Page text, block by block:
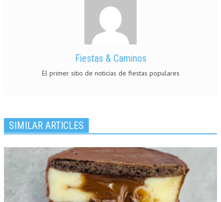
Fiestas & Caminos
El primer sitio de noticias de fiestas populares
SIMILAR ARTICLES